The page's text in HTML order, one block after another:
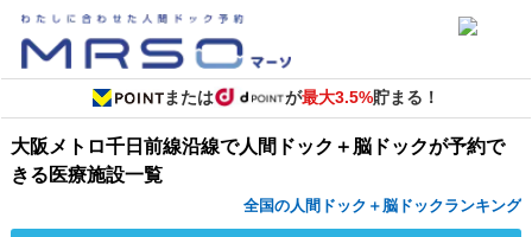
または が最大3.5%貯まる！
大阪メトロ千日前線沿線で人間ドック＋脳ドックが予約で
きる医療施設一覧
全国の人間ドック＋脳ドックランキング